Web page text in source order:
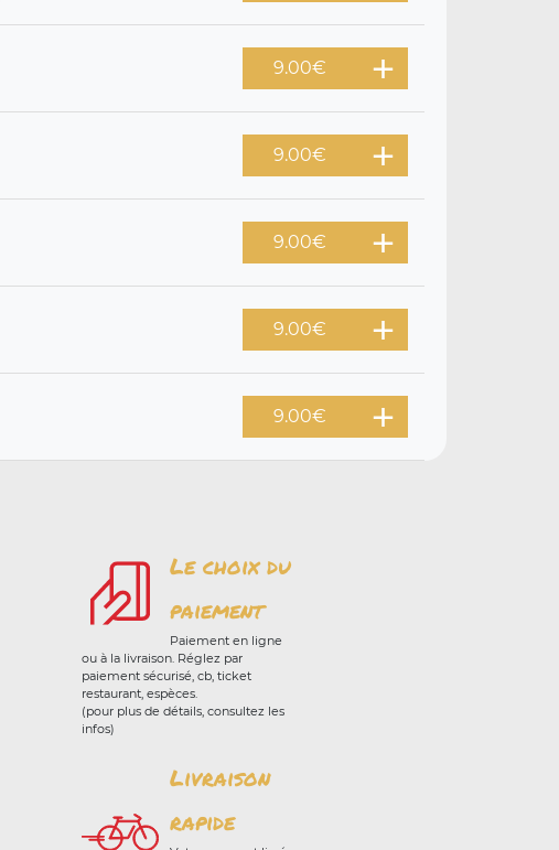
9.00€
9.00€
9.00€
9.00€
9.00€
Le choix du
paiement
Paiement en ligne
ou à la livraison. Réglez par
paiement sécurisé, cb, ticket
restaurant, espèces.
(pour plus de détails, consultez les
infos)
Livraison
rapide